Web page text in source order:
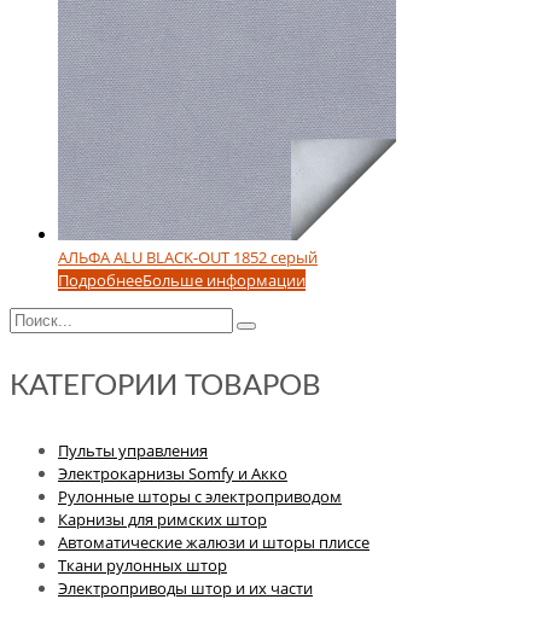
АЛЬФА ALU BLACK-OUT 1852 серый
ПодробнееБольше информации
КАТЕГОРИИ ТОВАРОВ
Пульты управления
Электрокарнизы Somfy и Акко
Рулонные шторы с электроприводом
Карнизы для римских штор
Автоматические жалюзи и шторы плиссе
Ткани рулонных штор
Электроприводы штор и их части